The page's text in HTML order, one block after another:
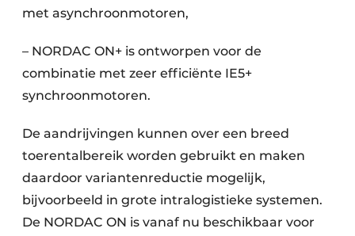
met asynchroonmotoren,
– NORDAC ON+ is ontworpen voor de
combinatie met zeer efficiënte IE5+
synchroonmotoren.
De aandrijvingen kunnen over een breed
toerentalbereik worden gebruikt en maken
daardoor variantenreductie mogelijk,
bijvoorbeeld in grote intralogistieke systemen.
De NORDAC ON is vanaf nu beschikbaar voor